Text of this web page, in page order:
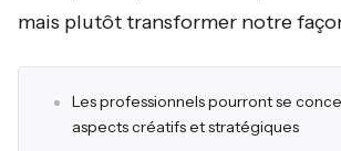
mais plutôt transformer notre
Les professionnels pourront se
aspects créatifs et stratégiques